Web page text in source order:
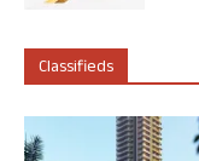
Classifieds